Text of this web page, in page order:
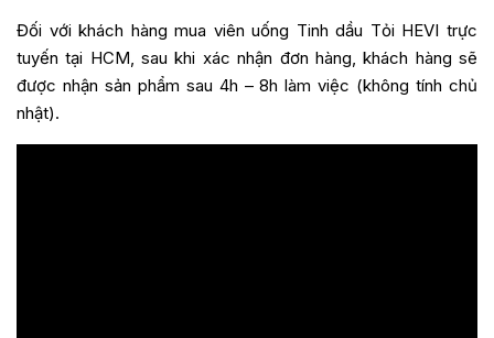
Đối với khách hàng mua viên uống Tinh dầu Tỏi HEVI trực
tuyến tại HCM, sau khi xác nhận đơn hàng, khách hàng sẽ
được nhận sản phẩm sau 4h – 8h làm việc (không tính chủ
nhật).